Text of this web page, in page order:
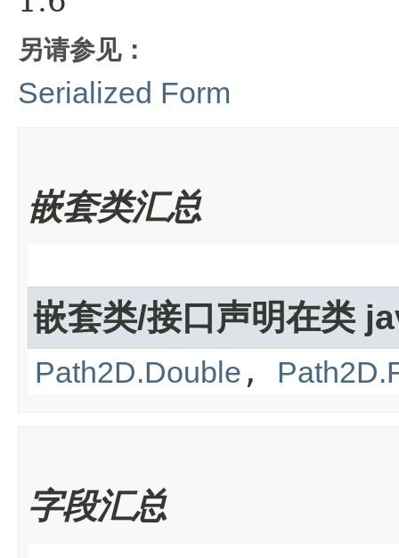
另请参见：
Serialized Form
嵌套类汇总
嵌套类/接口声明在类
Path2D.Double ,
字段汇总